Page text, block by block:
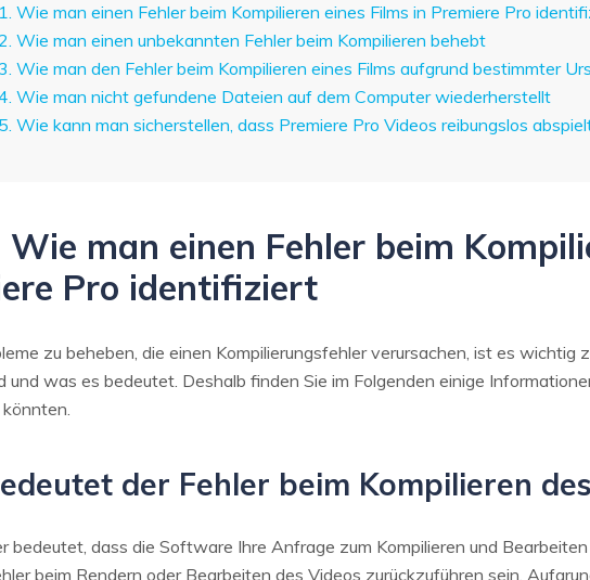
Wie man einen Fehler beim Kompilieren eines Films in Premiere Pro
Wie man einen unbekannten Fehler beim Kompilieren behebt
Wie man den Fehler beim Kompilieren eines Films aufgrund bestimmter
Wie man nicht gefundene Dateien auf dem Computer wiederherstellt
Wie kann man sicherstellen, dass Premiere Pro Videos reibungslos
Wie man einen Fehler beim
Pro identifiziert
zu beheben, die einen Kompilierungsfehler verursachen, ist es
und was es bedeutet. Deshalb finden Sie im Folgenden einige
der Fehler beim Kompilieren
bedeutet, dass die Software Ihre Anfrage zum Kompilieren und
beim Rendern oder Bearbeiten des Videos zurückzuführen sein.